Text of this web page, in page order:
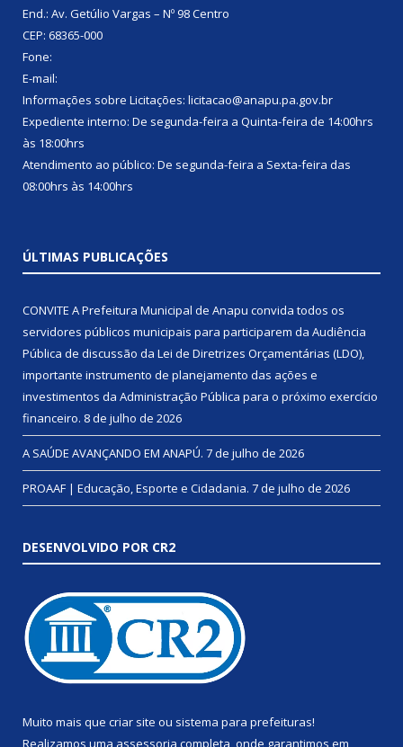
End.: Av. Getúlio Vargas – Nº 98 Centro
CEP: 68365-000
Fone:
E-mail:
Informações sobre Licitações: licitacao@anapu.pa.gov.br
Expediente interno: De segunda-feira a Quinta-feira de 14:00hrs
às 18:00hrs
Atendimento ao público: De segunda-feira a Sexta-feira das
08:00hrs às 14:00hrs
ÚLTIMAS PUBLICAÇÕES
CONVITE A Prefeitura Municipal de Anapu convida todos os
servidores públicos municipais para participarem da Audiência
Pública de discussão da Lei de Diretrizes Orçamentárias (LDO),
importante instrumento de planejamento das ações e
investimentos da Administração Pública para o próximo exercício
financeiro. 8 de julho de 2026
A SAÚDE AVANÇANDO EM ANAPÚ. 7 de julho de 2026
PROAAF | Educação, Esporte e Cidadania. 7 de julho de 2026
DESENVOLVIDO POR CR2
Muito mais que criar site ou sistema para prefeituras!
Realizamos uma assessoria completa, onde garantimos em